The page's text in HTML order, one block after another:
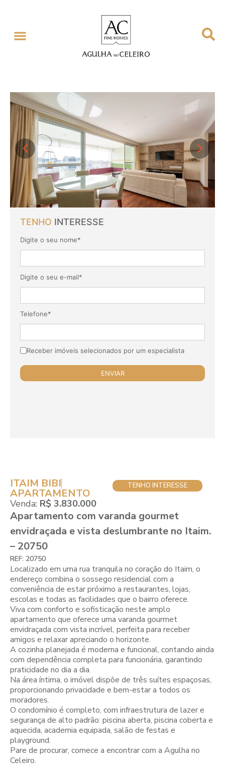
TENHO INTERESSE
Digite o seu nome*
Digite o seu e-mail*
Telefone*
Receber imóveis selecionados por um especialista
ITAIM BIBI
APARTAMENTO
Venda: R$ 3.830.000
TENHO INTERESSE
Apartamento com varanda gourmet
envidraçada e vista deslumbrante no Itaim.
– 20750
REF: 20750
Localizado em uma rua tranquila no coração do Itaim, o
endereço combina o sossego residencial com a
conveniência de estar próximo a restaurantes, lojas,
escolas e todas as facilidades que o bairro oferece.
Viva com conforto e sofisticação neste amplo
apartamento que oferece uma varanda gourmet
envidraçada com vista incrível, perfeita para receber
amigos e relaxar apreciando o horizonte.
A cozinha planejada é moderna e funcional, contando ainda
com dependência completa para funcionária, garantindo
praticidade no dia a dia.
Na área íntima, o imóvel dispõe de três suítes espaçosas,
proporcionando privacidade e bem-estar a todos os
moradores.
O condomínio é completo, com infraestrutura de lazer e
segurança de alto padrão: piscina aberta, piscina coberta e
aquecida, academia equipada, salão de festas e
playground.
Pare de procurar, comece a encontrar com a Agulha no
Celeiro.